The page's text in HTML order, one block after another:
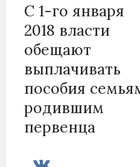
С 1-го января
2018 власти
обещают
выплачивать
пособия
родившим
первенца